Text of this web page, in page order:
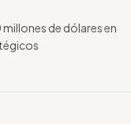
de dólares en